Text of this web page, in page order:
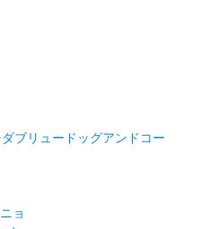
ブリュードッグアンドコー
ョ